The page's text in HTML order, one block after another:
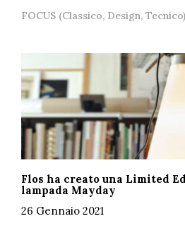
FOCUS (Classico, Design, Tecnico)
Flos ha creato una Limited
lampada Mayday
26 Gennaio 2021